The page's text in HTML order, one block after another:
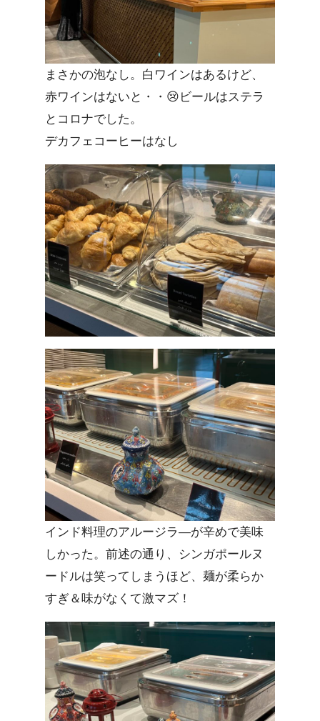
まさかの泡なし。白ワインはあるけど、
赤ワインはないと・・😢ビールはステラ
とコロナでした。
デカフェコーヒーはなし
インド料理のアルージラ―が辛めで美味
しかった。前述の通り、シンガポールヌ
ードルは笑ってしまうほど、麺が柔らか
すぎ＆味がなくて激マズ！